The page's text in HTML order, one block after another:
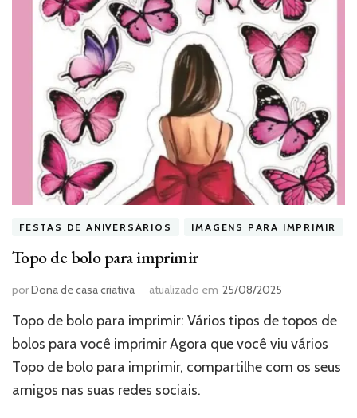
FESTAS DE ANIVERSÁRIOS IMAGENS PARA IMPRIMIR
Topo de bolo para imprimir
porDona de casa criativa atualizado em 25/08/2025
Topo de bolo para imprimir: Vários tipos de topos de
bolos para você imprimir Agora que você viu vários
Topo de bolo para imprimir, compartilhe com os seus
amigos nas suas redes sociais.